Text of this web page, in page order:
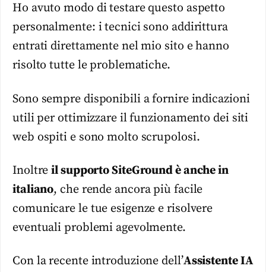
Ho avuto modo di testare questo aspetto
personalmente: i tecnici sono addirittura
entrati direttamente nel mio sito e hanno
risolto tutte le problematiche.
Sono sempre disponibili a fornire indicazioni
utili per ottimizzare il funzionamento dei siti
web ospiti e sono molto scrupolosi.
Inoltreil supporto SiteGround è anche in
italiano, che rende ancora più facile
comunicare le tue esigenze e risolvere
eventuali problemi agevolmente.
Con la recente introduzione dell’Assistente IA